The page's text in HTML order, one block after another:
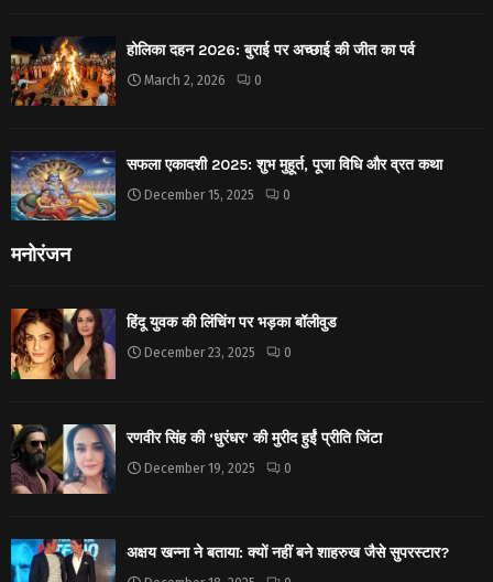
होलिका दहन 2026: बुराई पर अच्छाई की जीत का पर्व
March 2, 2026 0
सफला एकादशी 2025: शुभ मुहूर्त, पूजा विधि और व्रत कथा
December 15, 2025 0
मनोरंजन
हिंदू युवक की लिंचिंग पर भड़का बॉलीवुड
December 23, 2025 0
रणवीर सिंह की ‘धुरंधर’ की मुरीद हुईं प्रीति जिंटा
December 19, 2025 0
अक्षय खन्ना ने बताया: क्यों नहीं बने शाहरुख जैसे सुपरस्टार?